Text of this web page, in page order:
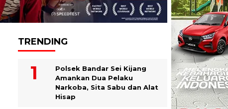
TRENDING
Polsek Bandar Sei Kijang
Amankan Dua Pelaku
Narkoba, Sita Sabu dan Alat
Hisap